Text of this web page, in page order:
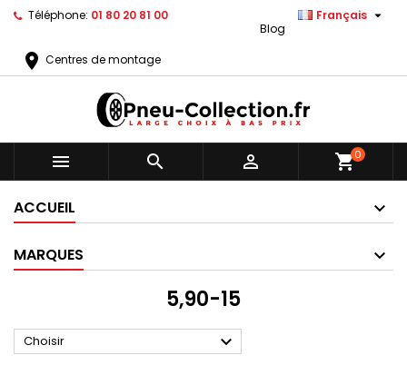
Téléphone: 01 80 20 81 00 Français 
Blog
location_on Centres de montage
   shopping_cart0
ACCUEIL
MARQUES
5,90-15
Choisir 